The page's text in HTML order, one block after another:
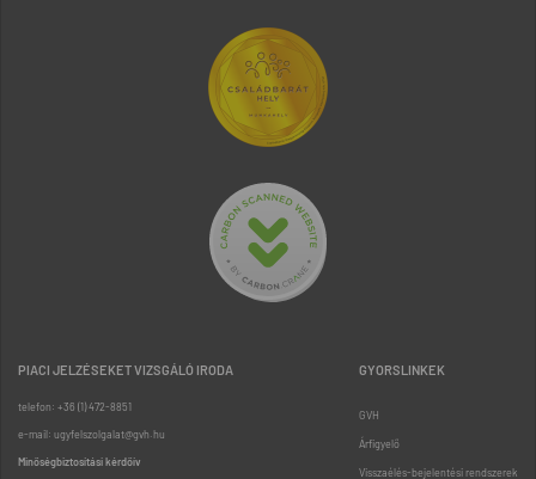
PIACI JELZÉSEKET VIZSGÁLÓ IRODA
telefon: +36 (1) 472-8851
e-mail: ugyfelszolgalat@gvh.hu
Minőségbiztosítási kérdőív
GYORSLINKEK
GVH
Árfigyelő
Visszaélés-bejelentési rendszerek